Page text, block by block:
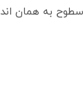
به همان